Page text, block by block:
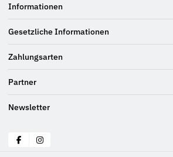
Informationen
Gesetzliche Informationen
Zahlungsarten
Partner
Newsletter